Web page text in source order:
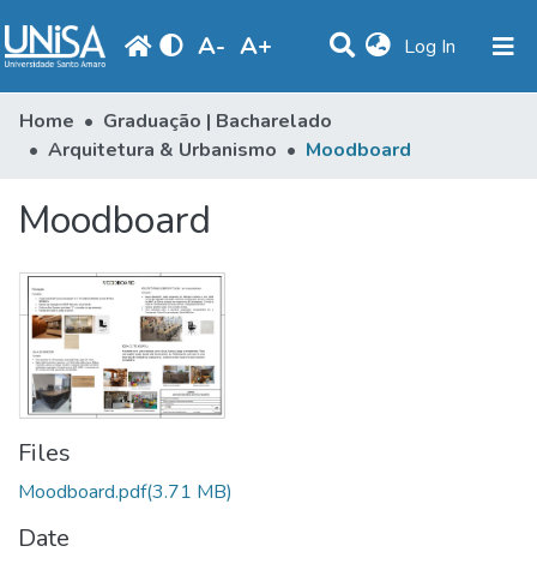
A- A+ Log In (current)
Statistics
Communities & Collections
Browse
Library
Periodicals
Home
Graduação | Bacharelado
Arquitetura & Urbanismo
Moodboard
Moodboard
Files
Moodboard.pdf(3.71 MB)
Date